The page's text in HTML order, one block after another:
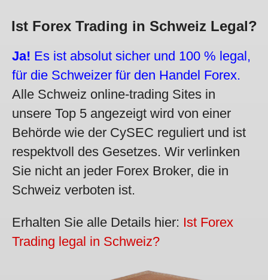
Ist Forex Trading in Schweiz Legal?
Ja! Es ist absolut sicher und 100 % legal,
für die Schweizer für den Handel Forex.
Alle Schweiz online-trading Sites in
unsere Top 5 angezeigt wird von einer
Behörde wie der CySEC reguliert und ist
respektvoll des Gesetzes. Wir verlinken
Sie nicht an jeder Forex Broker, die in
Schweiz verboten ist.
Erhalten Sie alle Details hier: Ist Forex
Trading legal in Schweiz?